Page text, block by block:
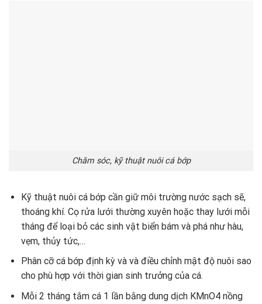
Chăm sóc, kỹ thuật nuôi cá bớp
Kỹ thuật nuôi cá bớp cần giữ môi trường nước sạch sẽ,
thoáng khí. Cọ rửa lưới thường xuyên hoặc thay lưới mỗi
tháng để loại bỏ các sinh vật biển bám và phá như hàu,
vẹm, thủy tức,…
Phân cỡ cá bớp định kỳ và và điều chỉnh mật độ nuôi sao
cho phù hợp với thời gian sinh trưởng của cá.
Mỗi 2 tháng tắm cá 1 lần bằng dung dịch KMnO4 nồng